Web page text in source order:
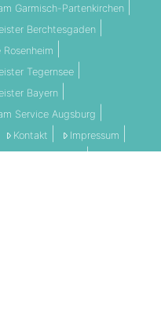
Garmisch-Partenkirchen
Berchtesgaden
Tegernsee
Bayern
Service Augsburg
Kontakt
Impressum